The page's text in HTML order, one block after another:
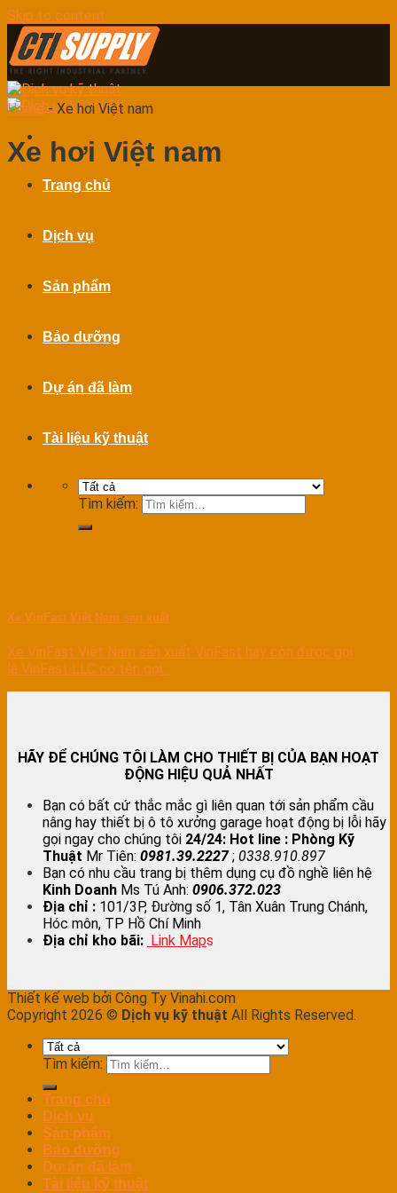
Skip to content
Trang chủ
Dịch vụ
Sản phẩm
Bảo dưỡng
Dự án đã làm
Tài liệu kỹ thuật
Tìm kiếm:
Home-Xe hơi Việt nam
Xe hơi Việt nam
Xe VinFast Việt Nam sản xuất
Xe VinFast Việt Nam sản xuất VinFast hay còn được gọi
là VinFast LLC có tên gọi...
HÃY ĐỂ CHÚNG TÔI LÀM CHO THIẾT BỊ CỦA BẠN HOẠT
ĐỘNG HIỆU QUẢ NHẤT
Bạn có bất cứ thắc mắc gì liên quan tới sản phẩm cầu
nâng hay thiết bị ô tô xưởng garage hoạt động bị lỗi hãy
gọi ngay cho chúng tôi 24/24: Hot line : Phòng Kỹ
Thuật Mr Tiên: 0981.39.2227; 0338.910.897
Bạn có nhu cầu trang bị thêm dụng cụ đồ nghề liên hệ
Kinh Doanh Ms Tú Anh: 0906.372.023
Địa chỉ : 101/3P, Đường số 1, Tân Xuân Trung Chánh,
Hóc môn, TP Hồ Chí Minh
Địa chỉ kho bãi: Link Maps
Thiết kế web bởi Công Ty Vinahi.com
Copyright 2026 © Dịch vụ kỹ thuật All Rights Reserved.
Tìm kiếm:
Trang chủ
Dịch vụ
Sản phẩm
Bảo dưỡng
Dự án đã làm
Tài liệu kỹ thuật